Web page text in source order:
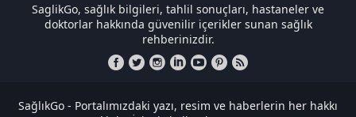
SaglikGo, sağlık bilgileri, tahlil sonuçları, hastaneler ve
doktorlar hakkında güvenilir içerikler sunan sağlık
rehberinizdir.
SağlıkGo - Portalımızdaki yazı, resim ve haberlerin her hakkı